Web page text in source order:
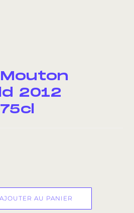
2012
AJOUTER AU PANIER